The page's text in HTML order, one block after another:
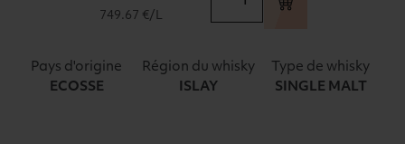
749.67 €/L
Pays d'origine
ECOSSE
Région du whisky
ISLAY
Type de whisky
SINGLE MALT